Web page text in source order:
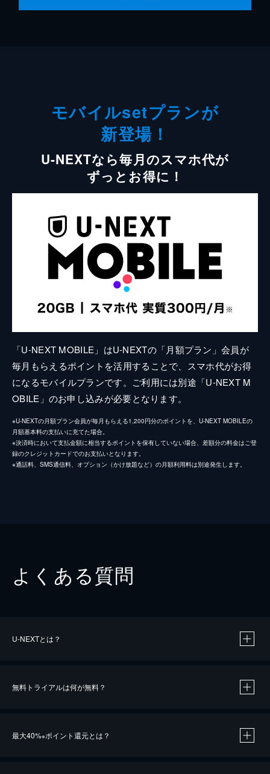
モバイルsetプランが
新登場！
U-NEXTなら毎月のスマホ代が
ずっとお得に！
「U-NEXT MOBILE」はU-NEXTの「月額プラン」会員が
毎月もらえるポイントを活用することで、スマホ代がお得
になるモバイルプランです。ご利用には別途「U-NEXT M
OBILE」のお申し込みが必要となります。
※U-NEXTの月額プラン会員が毎月もらえる1,200円分のポイントを、U-NEXT MOBILEの
月額基本料の支払いに充てた場合。
※決済時において支払金額に相当するポイントを保有していない場合、差額分の料金はご登
録のクレジットカードでのお支払いとなります。
※通話料、SMS通信料、オプション（かけ放題など）の月額利用料は別途発生します。
よくある質問
U-NEXTとは？
無料トライアルは何が無料？
最大40%※ポイント還元とは？